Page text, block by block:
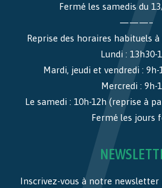
Fermé les samedis du
———–
Reprise des horaires habituels
Lundi : 13h30-
Mardi, jeudi et vendredi : 9h-
Mercredi : 9h-
Le samedi : 10h-12h (reprise à
Fermé les jours
Inscrivez-vous à notre